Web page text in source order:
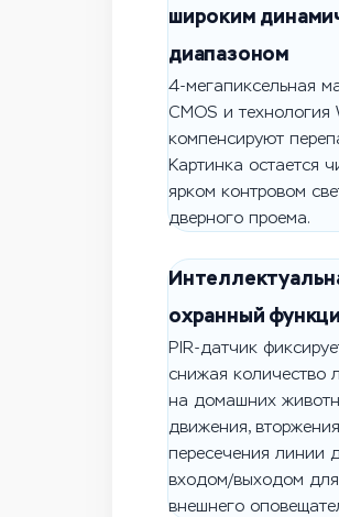
широким
диапазоном
4-мегапиксельная
CMOS и технология
компенсируют
Картинка остается
ярком контровом
дверного проема.
охранный
PIR-датчик
снижая количество
на домашних
движения,
пересечения линии
входом/выходом
внешнего